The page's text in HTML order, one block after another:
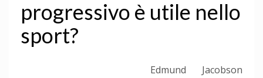
progressivo è utile nello
sport?
Edmund Jacobson